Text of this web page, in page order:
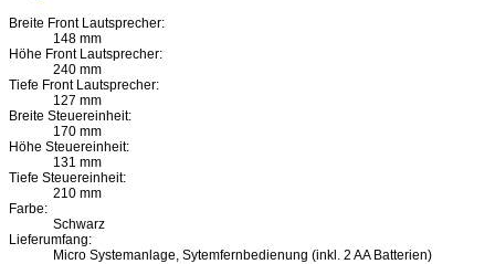
Breite Front Lautsprecher:
148 mm
Höhe Front Lautsprecher:
240 mm
Tiefe Front Lautsprecher:
127 mm
Breite Steuereinheit:
170 mm
Höhe Steuereinheit:
131 mm
Tiefe Steuereinheit:
210 mm
Farbe:
Schwarz
Lieferumfang:
Micro Systemanlage, Sytemfernbedienung (inkl. 2 AA Batterien)